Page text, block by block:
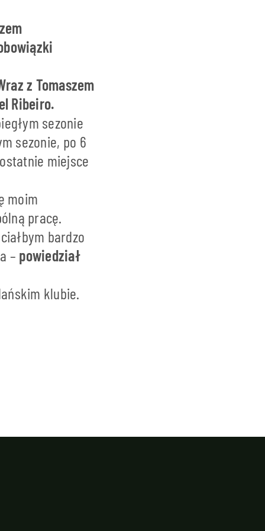
z Tomaszem
Ribeiro.
sezonie
sezonie, po 6
miejsce
moim
pracę.
bardzo
– powiedział
klubie.